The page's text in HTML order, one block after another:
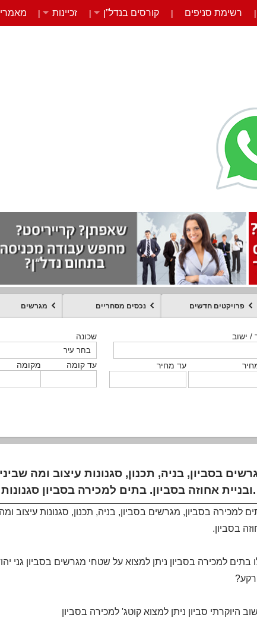
| רשימת סניפים | קורסים בנדל”ן | זכיינות |
פרויקטים חדשים נכסים מסחריים מגרשים
/ ישוב
עד מחיר
שכונה
מקומה עד קומה
/ ישוב
עד מחיר
שכונה
מקומה עד קומה
/ ישוב
עד מחיר
שכונה
מקומה עד קומה
/ ישוב
עד מחיר
שכונה
מקומה עד קומה
מקומה / ישוב
עד קומה
שכונה
טקסט חופשי עד מחיר
שכונה
מקומה עד קומה
בסביון, בניה, תכנון, סגנונות עיצוב ומה
ובניית אחוזה בסביון. בתים למכירה בסביון סגנונות.
למכירה בסביון, מגרשים בסביון, בניה, תכנון, סגנונות עיצוב
בסביון.
בתים למכירה בסביון ניתן למצוא על שטחי מגרשים בסביון גני
היוקרתי סביון ניתן למצוא קוטג' למכירה בסביון